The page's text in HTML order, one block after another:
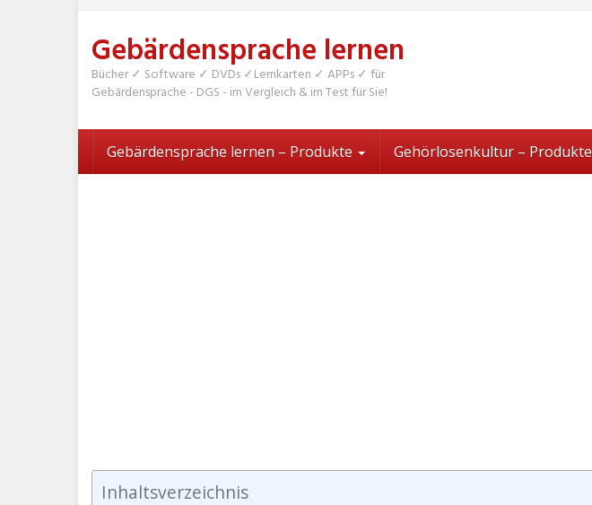
Gebärdensprache lernen
Bücher ✓ Software ✓ DVDs ✓Lernkarten ✓ APPs ✓ für
Gebärdensprache - DGS - im Vergleich & im Test für Sie!
Gebärdensprache lernen – Produkte Gehörlosenkultur – Produkte
Inhaltsverzeichnis